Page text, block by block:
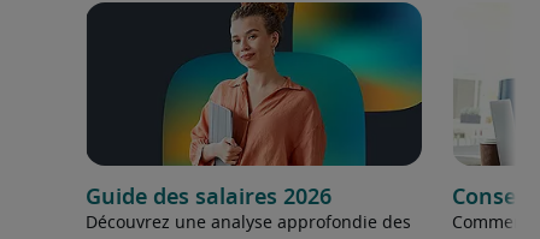
Guide des salaires 2026
Découvrez une analyse approfondie des
Comment